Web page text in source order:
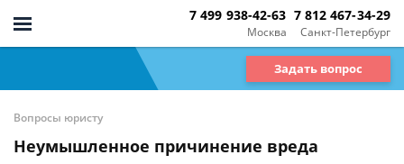
Москва
7 499 938-42-63
Санкт-Петербург
7 812 467-34-29
Задать вопрос
Вопросы юристу
Неумышленное причинение вреда